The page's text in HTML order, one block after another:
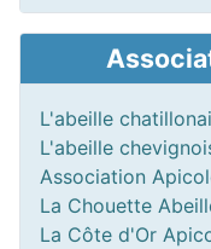
L'abeille
L'abeille
Association
La Chouette
La Côte d'Or